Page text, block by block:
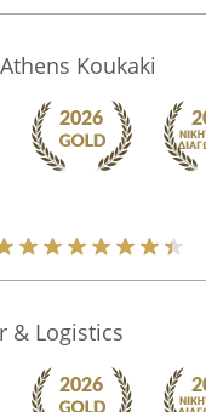
Koukaki
& Logistics